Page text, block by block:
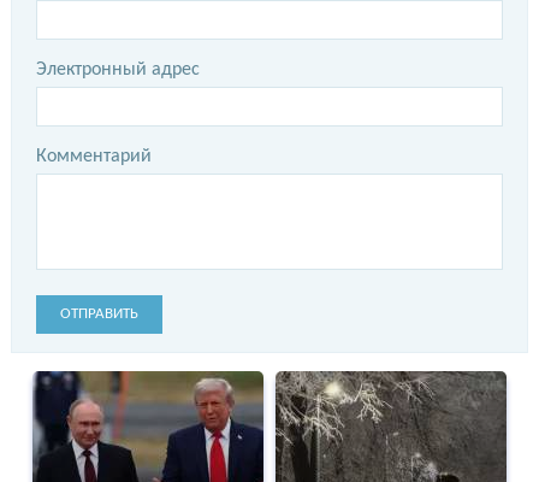
Электронный адрес
Комментарий
ОТПРАВИТЬ